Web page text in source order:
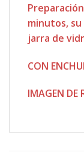
minutos,
jarra de
CON
IMAGEN DE